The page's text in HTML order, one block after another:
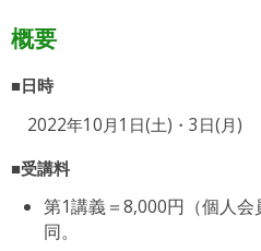
概要
■日時
2022年10月1日(土)・3日(月)
■受講料
第1講義＝8,000円（個人
同。